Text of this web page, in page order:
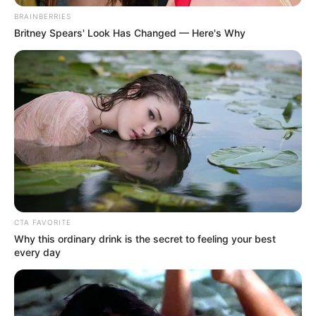
(foto: pinterest/saraxbxbblegum)
2. Kadang jadi seorang KPopers juga harus tahu diri
kalo ketemu bias mereka itu nggak gampang
BRAINBERRIES
Britney Spears' Look Has Changed — Here's Why
CTA FAVORITE
Why this ordinary drink is the secret to feeling your best
every day